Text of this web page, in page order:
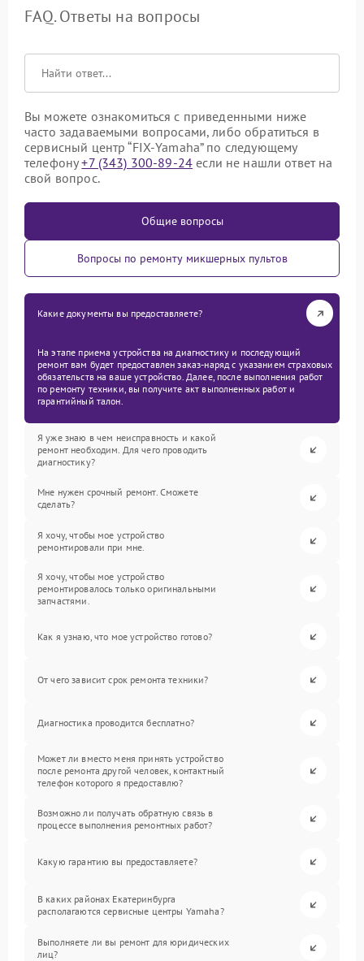
FAQ. Ответы на вопросы
Вы можете ознакомиться с приведенными ниже
часто задаваемыми вопросами, либо обратиться в
сервисный центр “FIX-Yamaha” по следующему
телефону+7 (343) 300-89-24 если не нашли ответ на
свой вопрос.
Общие вопросы
Вопросы по ремонту микшерных пультов
Какие документы вы предоставляете?
На этапе приема устройства на диагностику и последующий
ремонт вам будет предоставлен заказ-наряд с указанием страховых
обязательств на ваше устройство. Далее, после выполнения работ
по ремонту техники, вы получите акт выполненных работ и
гарантийный талон.
Я уже знаю в чем неисправность и какой
ремонт необходим. Для чего проводить
диагностику?
Мне нужен срочный ремонт. Сможете
сделать?
Я хочу, чтобы мое устройство
ремонтировали при мне.
Я хочу, чтобы мое устройство
ремонтировалось только оригинальными
запчастями.
Как я узнаю, что мое устройство готово?
От чего зависит срок ремонта техники?
Диагностика проводится бесплатно?
Может ли вместо меня принять устройство
после ремонта другой человек, контактный
телефон которого я предоставлю?
Возможно ли получать обратную связь в
процессе выполнения ремонтных работ?
Какую гарантию вы предоставляете?
В каких районах Екатеринбурга
располагаются сервисные центры Yamaha?
Выполняете ли вы ремонт для юридических
лиц?